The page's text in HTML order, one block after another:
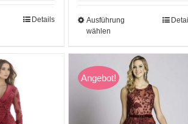
Details
Ausführung
wählen
Angebot!